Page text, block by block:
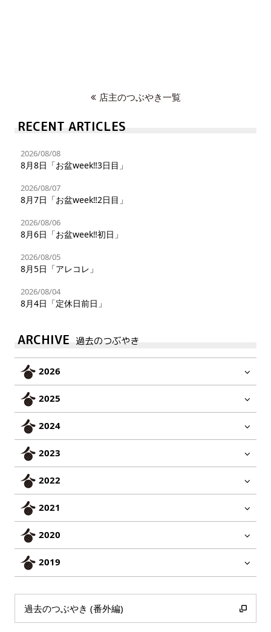
店主のつぶやき一覧
RECENT ARTICLES
2026/08/08
8月8日「お盆week‼︎3日目」
2026/08/07
8月7日「お盆week‼︎2日目」
2026/08/06
8月6日「お盆week‼︎初日」
2026/08/05
8月5日「アレコレ」
2026/08/04
8月4日「定休日前日」
ARCHIVE 過去のつぶやき
2026
2025
2024
2023
2022
2021
2020
2019
過去のつぶやき (番外編)